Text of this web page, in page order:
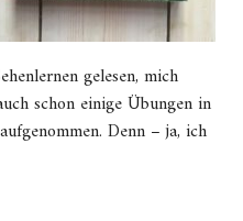
gelesen, mich
schon einige Übungen in
Denn – ja, ich